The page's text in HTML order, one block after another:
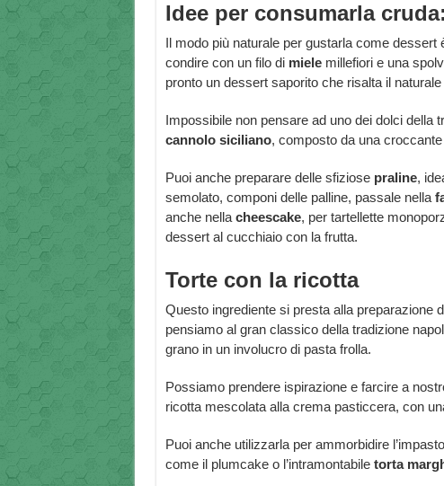
Idee per consumarla cruda:
Il modo più naturale per gustarla come
condire con un filo di mielemillefiori e una
pronto un dessert saporito che risalta il
Impossibile non pensare ad uno dei dolci della
cannolo siciliano, composto da una
Puoi anche preparare delle sfiziose praline,
semolato, componi delle palline, passale nella
anche nella cheescake, per tartellette
dessert al cucchiaio con la frutta.
Torte con la ricotta
Questo ingrediente si presta alla preparazione
pensiamo al gran classico della tradizione
grano in un involucro di pasta frolla.
Possiamo prendere ispirazione e farcire a
ricotta mescolata alla crema pasticcera, con
Puoi anche utilizzarla per ammorbidire
come il plumcake o l’intramontabile torta